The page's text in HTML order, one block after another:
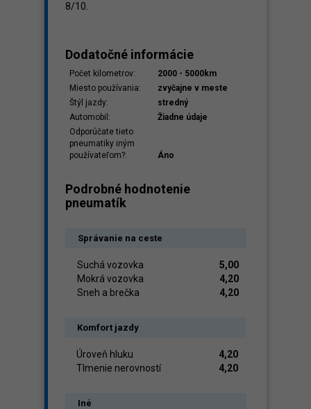
8/10.
Dodatočné informácie
Počet kilometrov:
2000 - 5000km
Miesto používania:
zvyčajne v meste
Štýl jazdy:
stredný
Automobil:
Žiadne údaje
Odporúčate tieto
pneumatiky iným
používateľom?:
Áno
Podrobné hodnotenie
pneumatík
Správanie na ceste
Suchá vozovka
5,00
Mokrá vozovka
4,20
Sneh a brečka
4,20
Komfort jazdy
Úroveň hluku
4,20
Tlmenie nerovností
4,20
Iné